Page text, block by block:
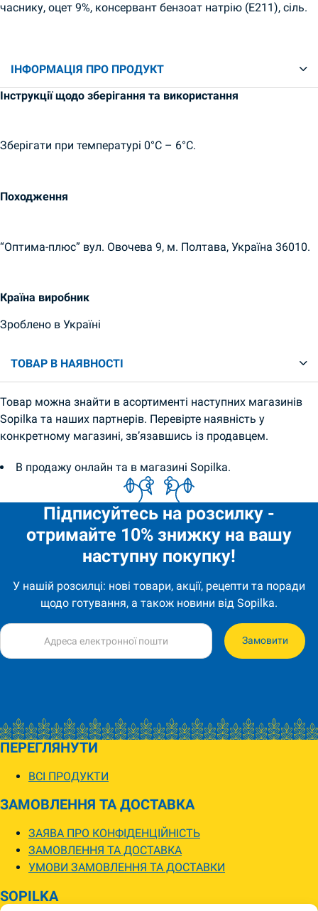
часнику, оцет 9%, консервант бензоат натрію (Е211), сіль.
ІНФОРМАЦІЯ ПРО ПРОДУКТ
Інструкції щодо зберігання та використання
Зберігати при температурі 0°C – 6°C.
Походження
“Оптима-плюс” вул. Овочева 9, м. Полтава, Україна 36010.
Країна виробник
Зроблено в Україні
ТОВАР В НАЯВНОСТІ
Товар можна знайти в асортименті наступних магазинів
Sopilka та наших партнерів. Перевірте наявність у
конкретному магазині, зв’язавшись із продавцем.
В продажу онлайн та в магазині Sopilka.
Підписуйтесь на розсилку -
отримайте 10% знижку на вашу
наступну покупку!
У нашій розсилці: нові товари, акції, рецепти та поради
щодо готування, а також новини від Sopilka.
Замовити
ПЕРЕГЛЯНУТИ
ВСІ ПРОДУКТИ
ЗАМОВЛЕННЯ ТА ДОСТАВКА
ЗАЯВА ПРО КОНФІДЕНЦІЙНІСТЬ
ЗАМОВЛЕННЯ ТА ДОСТАВКА
УМОВИ ЗАМОВЛЕННЯ ТА ДОСТАВКИ
SOPILKA